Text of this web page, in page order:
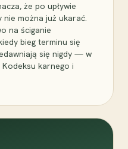
że po upływie
można już ukarać.
na ściganie
bieg terminu się
się nigdy — w
karnego i